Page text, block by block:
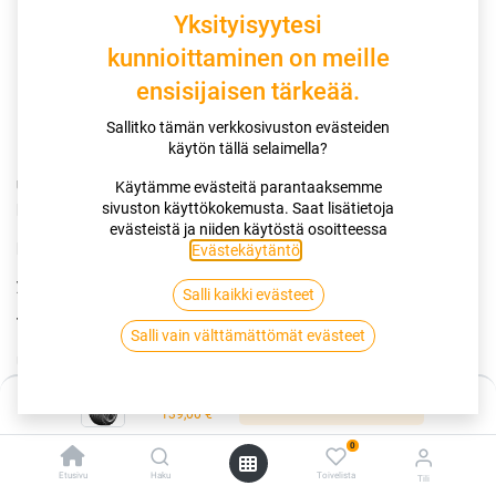
139,00€
Etusivu Haku
0
Toivelista Tili
UUSI BestDrive SUMMER 2by Continental tarjoaa alhaisemmat
polttoainekulut,
pidemmän käyttöiän ja entistä mukavamman ajon pienemmällä
ympäristövaikutuksella.
Taloudellisuus
Uudistettu renkaan profiili,joka vähentää kulutuspinnan
muodonmuutosta ja varmistaa kevyemmän, tehokkaamman
Yksityisyytesi
kunnioittaminen on meille
ensisijaisen tärkeää.
Sallitko tämän verkkosivuston evästeiden
käytön tällä selaimella?
Käytämme evästeitä parantaaksemme
sivuston käyttökokemusta. Saat lisätietoja
evästeistä ja niiden käytöstä osoitteessa
Evästekäytäntö
Salli kaikki evästeet
Salli vain välttämättömät evästeet